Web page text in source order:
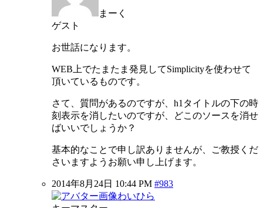
まーく
ゲスト
お世話になります。
WEB上でたまたま発見してSimplicityを使わせて
頂いているものです。
さて、質問があるのですが、h1タイトルの下の時
刻表示を消したいのですが、どこのソースを消せ
ばいいでしょうか？
基本的なことで申し訳ありませんが、ご教授くだ
さいますようお願い申し上げます。
2014年8月24日 10:44 PM #983
わいひら